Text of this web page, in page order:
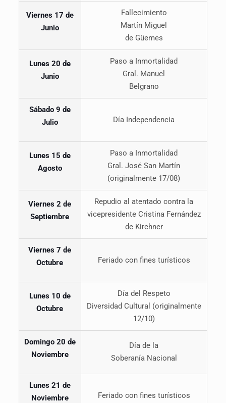
Viernes 17 de
Junio
Fallecimiento
Martín Miguel
de Güemes
Lunes 20 de
Junio
Paso a Inmortalidad
Gral. Manuel
Belgrano
Sábado 9 de
Julio
Día Independencia
Lunes 15 de
Agosto
Paso a Inmortalidad
Gral. José San Martín
(originalmente 17/08)
Viernes 2 de
Septiembre
Repudio al atentado contra la
vicepresidente Cristina Fernández
de Kirchner
Viernes 7 de
Octubre
Feriado con fines turísticos
Lunes 10 de
Octubre
Día del Respeto
Diversidad Cultural (originalmente
12/10)
Domingo20 de
Noviembre
Día de la
Soberanía Nacional
Lunes 21 de
Noviembre
Feriado con fines turísticos